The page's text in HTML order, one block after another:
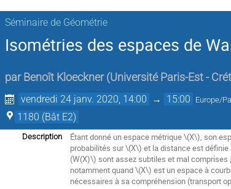
Séminaire de Géométrie
Isométries des espaces de
par Benoît Kloeckner (Université Paris-Est -
vendredi 24 janv. 2020, 14:00 → 15:00 Europe/
1180 (Bât E2)
Description
Étant donné un espace métrique \(X\), son
probabilités sur \(X\) et la distance est
(W(X)\) sont assez subtiles et mal
notamment quand \(X\) est un espace à
nécessaires à sa compréhension (transport